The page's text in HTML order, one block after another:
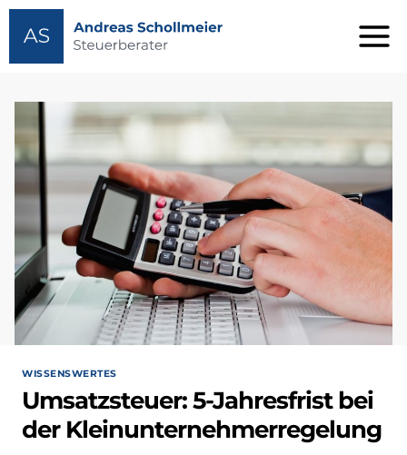
Zum
Inhalt
WISSENSWERTES
Umsatzsteuer: 5-Jahresfrist bei
der Kleinunternehmerregelung